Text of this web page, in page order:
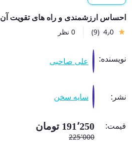
احساس ارزشمندی و راه های تقویت آن
4٫0 (9) 0 نظر
نویسنده: علی صاحبی
نشر: سایه سخن
قیمت: 191٬250 تومان
225٬000